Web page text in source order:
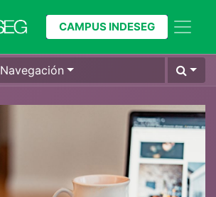
CAMPUS INDESEG
Navegación